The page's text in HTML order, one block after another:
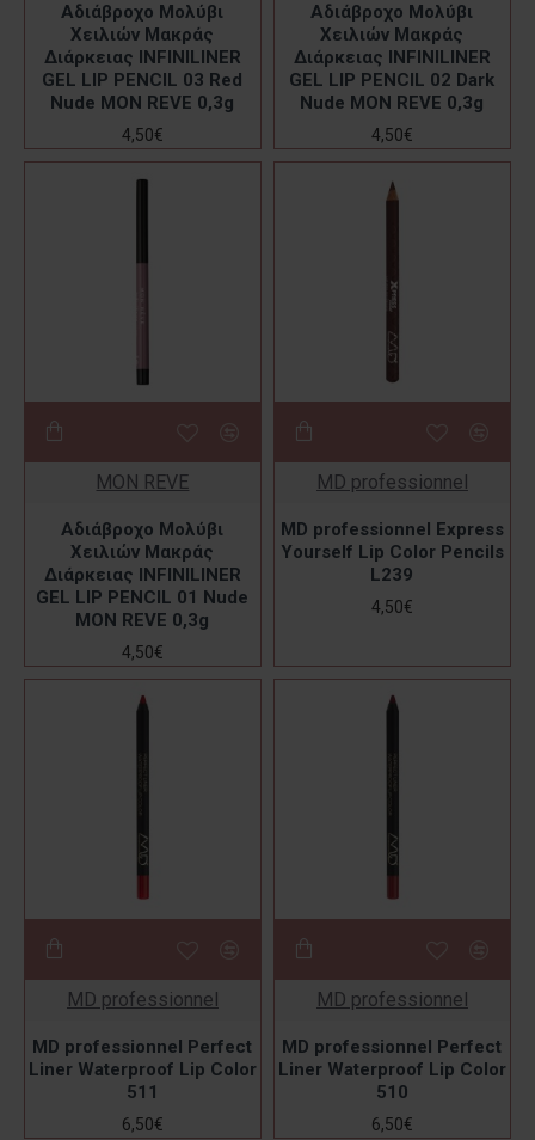
Αδιάβροχο Μολύβι
Χειλιών Μακράς
Διάρκειας INFINILINER
GEL LIP PENCIL 03 Red
Nude MON REVE 0,3g
4,50€
Αδιάβροχο Μολύβι
Χειλιών Μακράς
Διάρκειας INFINILINER
GEL LIP PENCIL 02 Dark
Nude MON REVE 0,3g
4,50€
MON REVE
Αδιάβροχο Μολύβι
Χειλιών Μακράς
Διάρκειας INFINILINER
GEL LIP PENCIL 01 Nude
MON REVE 0,3g
4,50€
MD professionnel
MD professionnel Express
Yourself Lip Color Pencils
L239
4,50€
MD professionnel
MD professionnel Perfect
Liner Waterproof Lip Color
511
6,50€
MD professionnel
MD professionnel Perfect
Liner Waterproof Lip Color
510
6,50€